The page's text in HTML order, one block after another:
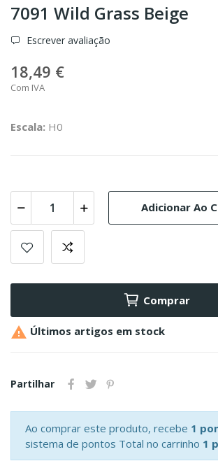
7091 Wild Grass Beige
Escrever avaliação
18,49 €
Com IVA
Escala: H0
Adicionar Ao
Comprar
 Últimos artigos em stock
Partilhar
Ao comprar este produto, recebe 1
sistema de pontos Total no carrinho 1